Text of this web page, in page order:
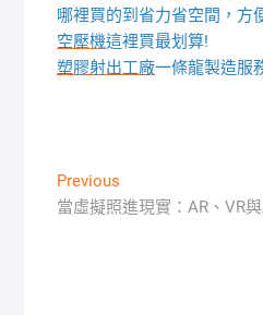
哪裡買的到省力省空間，方
空壓機這裡買最划算!
塑膠射出工廠一條龍製造服
文
章
Previous
post:
當虛擬照進現實：AR、VR